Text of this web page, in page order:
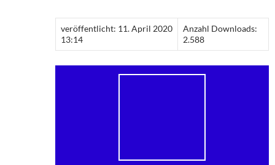
veröffentlicht: 11. April 2020
13:14
Anzahl Downloads:
2.588